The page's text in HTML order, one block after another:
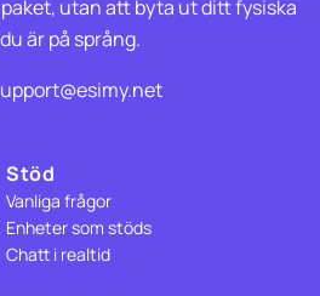
utan att byta ut ditt fysiska
är på språng.
Stöd
Vanliga frågor
Enheter som stöds
Chatt i realtid